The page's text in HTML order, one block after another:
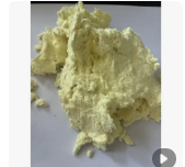
Jiangsu Sealstars
Jiangsu, China